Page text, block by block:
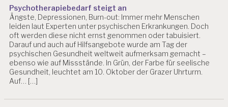
Psychotherapiebedarf steigt an
Ängste, Depressionen, Burn-out: Immer mehr Menschen
leiden laut Experten unter psychischen Erkrankungen. Doch
oft werden diese nicht ernst genommen oder tabuisiert.
Darauf und auch auf Hilfsangebote wurde am Tag der
psychischen Gesundheit weltweit aufmerksam gemacht –
ebenso wie auf Missstände. In Grün, der Farbe für seelische
Gesundheit, leuchtet am 10. Oktober der Grazer Uhrturm.
Auf… […]